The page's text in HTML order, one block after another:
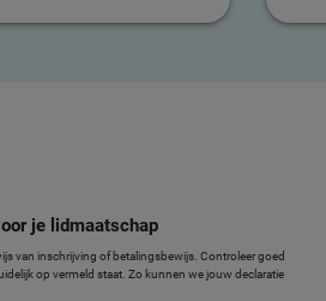
je lidmaatschap
van inschrijving of betalingsbewijs. Controleer goed
op vermeld staat. Zo kunnen we jouw declaratie